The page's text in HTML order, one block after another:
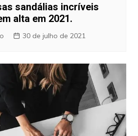
sandálias incríveis
alta em 2021.
30 de julho de 2021